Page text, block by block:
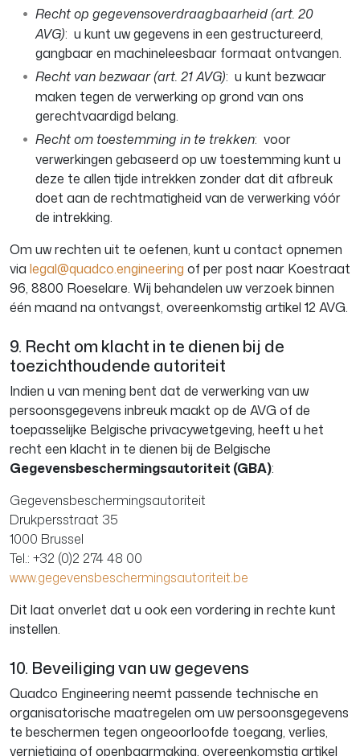
Recht op gegevensoverdraagbaarheid (art. 20
AVG): u kunt uw gegevens in een gestructureerd,
gangbaar en machineleesbaar formaat ontvangen.
Recht van bezwaar (art. 21 AVG): u kunt bezwaar
maken tegen de verwerking op grond van ons
gerechtvaardigd belang.
Recht om toestemming in te trekken: voor
verwerkingen gebaseerd op uw toestemming kunt u
deze te allen tijde intrekken zonder dat dit afbreuk
doet aan de rechtmatigheid van de verwerking vóór
de intrekking.
Om uw rechten uit te oefenen, kunt u contact opnemen
via legal@quadco.engineering of per post naar Koestraat
96, 8800 Roeselare. Wij behandelen uw verzoek binnen
één maand na ontvangst, overeenkomstig artikel 12 AVG.
9. Recht om klacht in te dienen bij de
toezichthoudende autoriteit
Indien u van mening bent dat de verwerking van uw
persoonsgegevens inbreuk maakt op de AVG of de
toepasselijke Belgische privacywetgeving, heeft u het
recht een klacht in te dienen bij de Belgische
Gegevensbeschermingsautoriteit (GBA):
Gegevensbeschermingsautoriteit
Drukpersstraat 35
1000 Brussel
Tel.: +32 (0)2 274 48 00
www.gegevensbeschermingsautoriteit.be
Dit laat onverlet dat u ook een vordering in rechte kunt
instellen.
10. Beveiliging van uw gegevens
Quadco Engineering neemt passende technische en
organisatorische maatregelen om uw persoonsgegevens
te beschermen tegen ongeoorloofde toegang, verlies,
vernietiging of openbaarmaking, overeenkomstig artikel